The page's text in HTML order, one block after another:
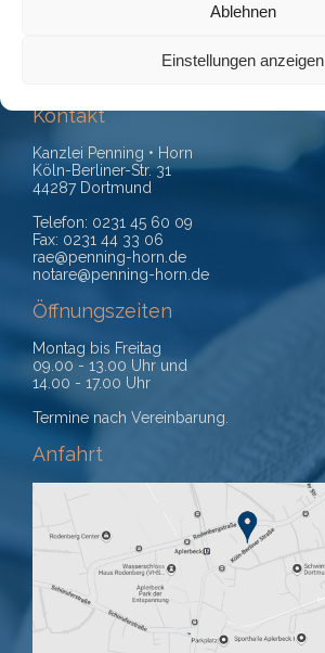
Ablehnen
Einstellungen anzeigen
Kontakt
Kanzlei Penning • Horn
Köln-Berliner-Str. 31
44287 Dortmund
Telefon: 0231 45 60 09
Fax: 0231 44 33 06
rae@penning-horn.de
notare@penning-horn.de
Öffnungszeiten
Montag bis Freitag
09.00 - 13.00 Uhr und
14.00 - 17.00 Uhr
Termine nach Vereinbarung.
Anfahrt